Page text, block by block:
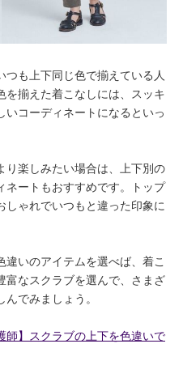
つも上下同じ色で揃えている人
を揃えた着こなしには、スッキ
いコーディネートになるといっ
り楽しみたい場合は、上下別の
ネートもおすすめです。トップ
しゃれでいつもと違った印象に
いのアイテムを選べば、着こ
富なスクラブを選んで、さまざ
でみましょう。
】スクラブの上下を色違いで